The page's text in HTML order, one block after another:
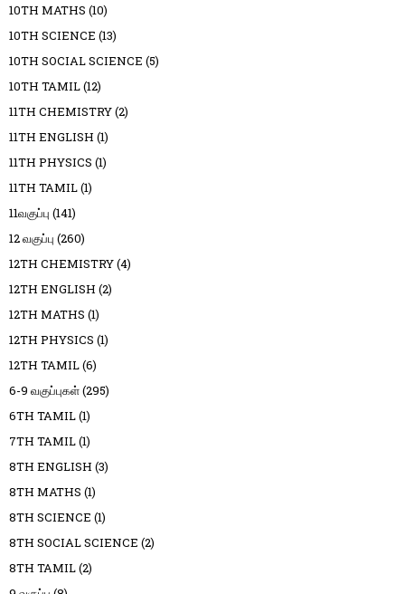
10TH MATHS (10)
10TH SCIENCE (13)
10TH SOCIAL SCIENCE (5)
10TH TAMIL(12)
11TH CHEMISTRY(2)
11TH ENGLISH (1)
11TH PHYSICS (1)
11TH TAMIL(1)
11வகுப்பு (141)
12 வகுப்பு (260)
12TH CHEMISTRY(4)
12TH ENGLISH (2)
12TH MATHS (1)
12TH PHYSICS (1)
12TH TAMIL(6)
6-9 வகுப்புகள்(295)
6TH TAMIL(1)
7TH TAMIL(1)
8TH ENGLISH (3)
8TH MATHS (1)
8TH SCIENCE (1)
8TH SOCIAL SCIENCE (2)
8TH TAMIL(2)